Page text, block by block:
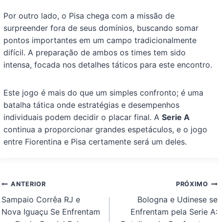
Por outro lado, o Pisa chega com a missão de
surpreender fora de seus domínios, buscando somar
pontos importantes em um campo tradicionalmente
difícil. A preparação de ambos os times tem sido
intensa, focada nos detalhes táticos para este encontro.
Este jogo é mais do que um simples confronto; é uma
batalha tática onde estratégias e desempenhos
individuais podem decidir o placar final. ASerie A
continua a proporcionar grandes espetáculos, e o jogo
entre Fiorentina e Pisa certamente será um deles.
Navegação
de
Post
ANTERIOR
Sampaio Corrêa RJ e
Nova Iguaçu Se Enfrentam
PRÓXIMO
Bologna e Udinese se
Enfrentam pela Serie A: